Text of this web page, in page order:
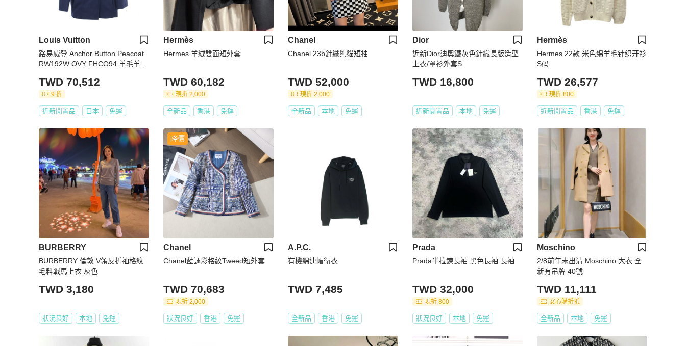
Louis Vuitton
路易威登 Anchor Button Peacoat
RW192W OVY FHCO94 羊毛羊絨
TWD 70,512
9 折
近新閒置品 日本 免運
Hermès
Hermes 羊絨雙面短外套
TWD 60,182
現折 2,000
全新品 香港 免運
Chanel
Chanel 23b針織熊貓短袖
TWD 52,000
現折 2,000
全新品 本地 免運
Dior
近新Dior迪奧鐵灰色針織長版造型
上衣/罩衫外套S
TWD 16,800
近新閒置品 本地 免運
Hermès
Hermes 22款 米色绵羊毛针织开衫
S码
TWD 26,577
現折 800
近新閒置品 香港 免運
BURBERRY
BURBERRY 倫敦 V領反折䄂格紋
毛料戰馬上衣 灰色
TWD 3,180
狀況良好 本地 免運
降價
Chanel
Chanel藍調彩格紋Tweed短外套
TWD 70,683
現折 2,000
狀況良好 香港 免運
A.P.C.
有機綿連帽衛衣
TWD 7,485
全新品 香港 免運
Prada
Prada半拉鍊長袖 黑色長袖 長袖
TWD 32,000
現折 800
狀況良好 本地 免運
Moschino
2/8前年末出清 Moschino 大衣 全
新有吊牌 40號
TWD 11,111
安心購折抵
全新品 本地 免運